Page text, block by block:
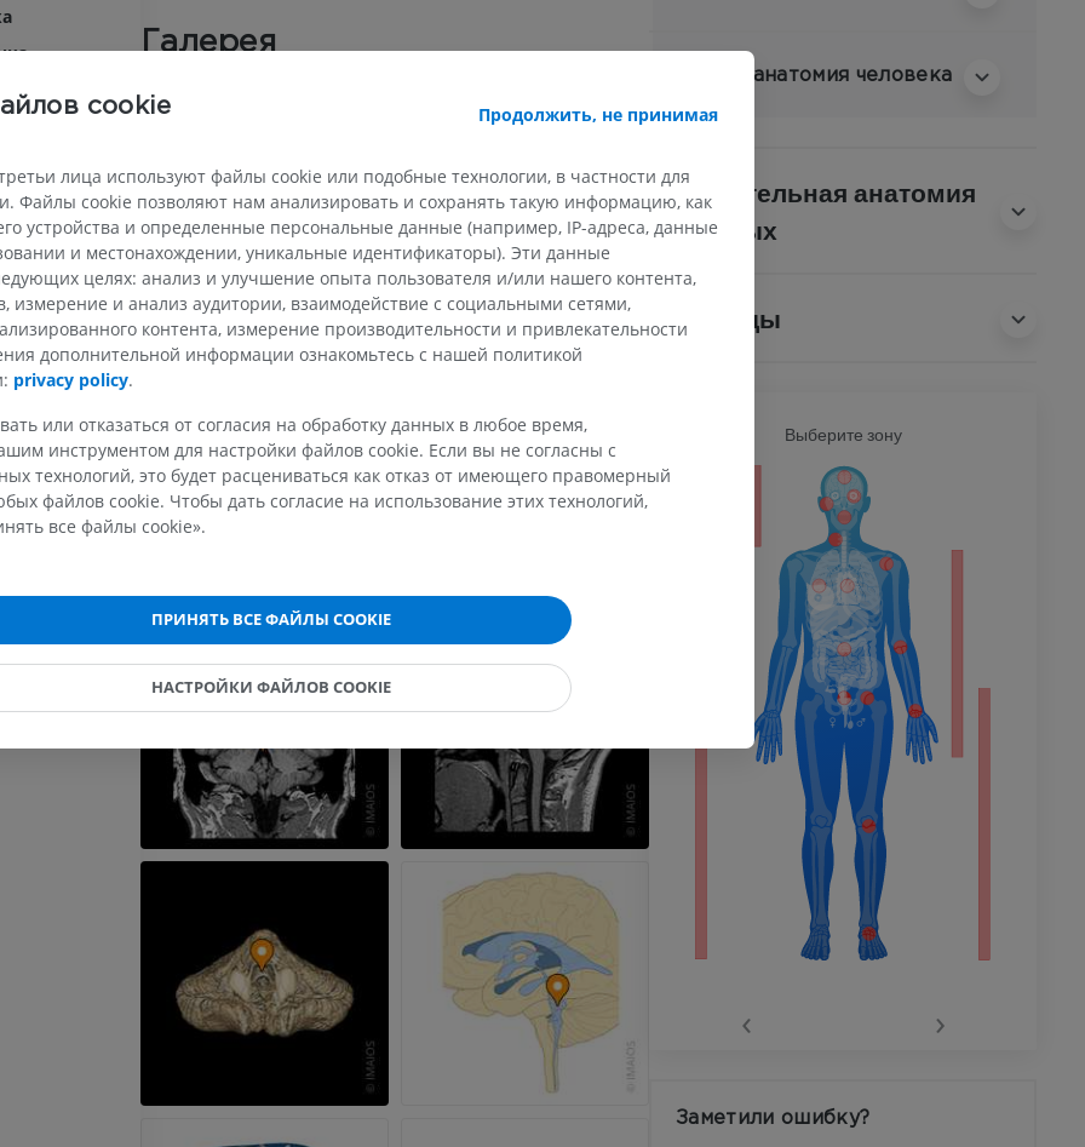
Галерея
Нейроанатомия человека
Сравнительная анатомия
животных
Переводы
КОНЕЧНОСТЬ
МРТ верхней
MPT
МРТ плечевого сустава
MPT
ПРЕМИУМ
верхней конечности
НИЖНЯЯ КОНЕЧНОСТЬ
Нижняя конечность
Иллюстрации
Рентгенография
нижней конечности
Рентгенограммы
MPT
ПРЕМИУМ
МРТ коленного сустава
MPT
ПРЕМИУМ
Выберите зону
‹ ›
Заметили ошибку?
cookie Продолжить, не принимая
лица используют файлы cookie или подобные технологии, в частности для
Файлы cookie позволяют нам анализировать и сохранять такую информацию, как
устройства и определенные персональные данные (например, IP-адреса, данные
и местонахождении, уникальные идентификаторы). Эти данные
целях: анализ и улучшение опыта пользователя и/или нашего контента,
измерение и анализ аудитории, взаимодействие с социальными сетями,
контента, измерение производительности и привлекательности
дополнительной информации ознакомьтесь с нашей политикой
privacy policy.
или отказаться от согласия на обработку данных в любое время,
инструментом для настройки файлов cookie. Если вы не согласны с
технологий, это будет расцениваться как отказ от имеющего правомерный
файлов cookie. Чтобы дать согласие на использование этих технологий,
все файлы cookie».
ПРИНЯТЬ ВСЕ ФАЙЛЫ COOKIE
НАСТРОЙКИ ФАЙЛОВ COOKIE